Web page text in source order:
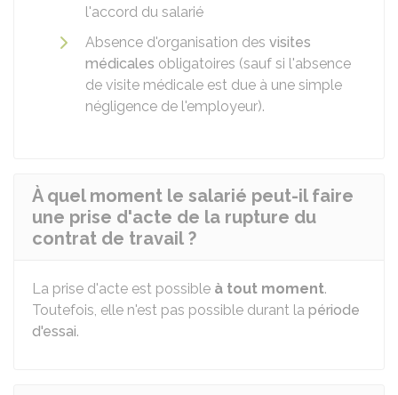
l'accord du salarié
Absence d'organisation des visites
médicales obligatoires (sauf si l'absence
de visite médicale est due à une simple
négligence de l'employeur).
À quel moment le salarié peut-il faire
une prise d'acte de la rupture du
contrat de travail ?
La prise d'acte est possible à tout moment.
Toutefois, elle n'est pas possible durant la période
d'essai.